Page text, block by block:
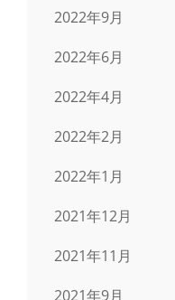
2022年9月
2022年6月
2022年4月
2022年2月
2022年1月
2021年12月
2021年11月
2021年9月